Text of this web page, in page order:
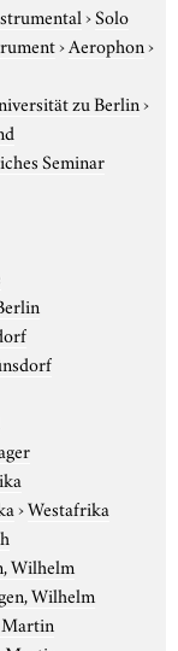
›Solo
›Aerophon›
zu Berlin›
Seminar
›Westafrika
Wilhelm
Wilhelm
Martin